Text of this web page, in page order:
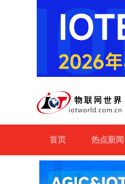
首页 热点新闻